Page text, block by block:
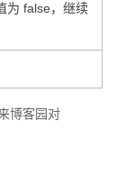
为 false，继续
博客园对